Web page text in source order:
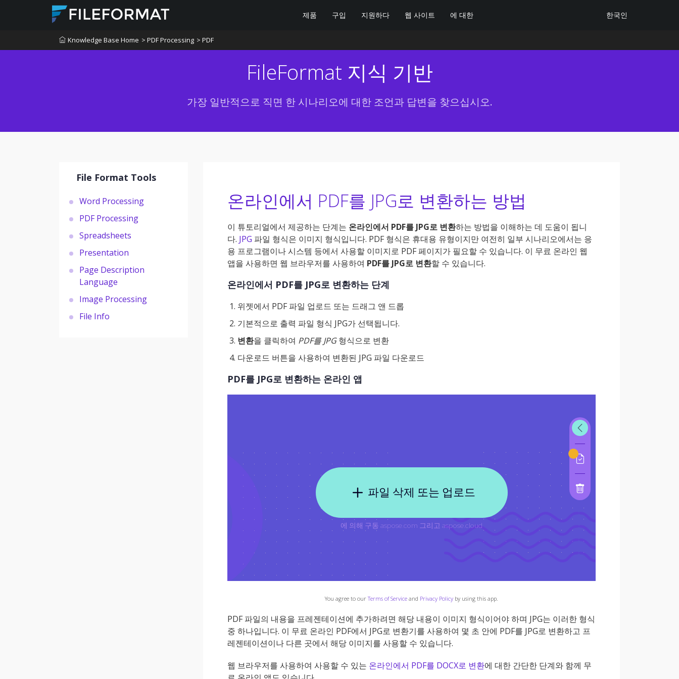
제품 구입 지원하다 웹 사이트 에 대한 한국인
Knowledge Base Home > PDF Processing > PDF
FileFormat 지식 기반
가장 일반적으로 직면 한 시나리오에 대한 조언과 답변을 찾으십시오.
File Format Tools
Word Processing
PDF Processing
Spreadsheets
Presentation
Page Description
Language
Image Processing
File Info
온라인에서 PDF를 JPG로 변환하는 방법
이 튜토리얼에서 제공하는 단계는 온라인에서 PDF를 JPG로 변환하는 방법을 이해하는 데 도움이 됩니
다. JPG 파일 형식은 이미지 형식입니다. PDF 형식은 휴대용 유형이지만 여전히 일부 시나리오에서는 응
용 프로그램이나 시스템 등에서 사용할 이미지로 PDF 페이지가 필요할 수 있습니다. 이 무료 온라인 웹
앱을 사용하면 웹 브라우저를 사용하여 PDF를 JPG로 변환할 수 있습니다.
온라인에서 PDF를 JPG로 변환하는 단계
위젯에서 PDF 파일 업로드 또는 드래그 앤 드롭
기본적으로 출력 파일 형식 JPG가 선택됩니다.
변환을 클릭하여 PDF를 JPG형식으로 변환
다운로드 버튼을 사용하여 변환된 JPG 파일 다운로드
PDF를 JPG로 변환하는 온라인 앱
You agree to ourTerms of Service and Privacy Policy by using this app.
PDF 파일의 내용을 프레젠테이션에 추가하려면 해당 내용이 이미지 형식이어야 하며 JPG는 이러한 형식
중 하나입니다. 이 무료 온라인 PDF에서 JPG로 변환기를 사용하여 몇 초 안에 PDF를 JPG로 변환하고 프
레젠테이션이나 다른 곳에서 해당 이미지를 사용할 수 있습니다.
웹 브라우저를 사용하여 사용할 수 있는 온라인에서 PDF를 DOCX로 변환에 대한 간단한 단계와 함께 무